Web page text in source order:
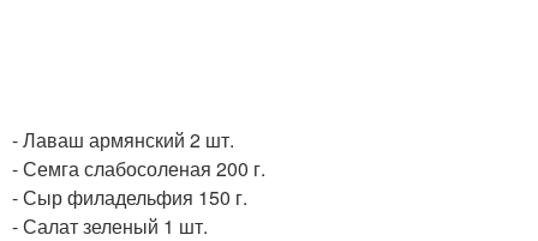
- Лаваш армянский 2 шт.
- Семга слабосоленая 200 г.
- Сыр филадельфия 150 г.
- Салат зеленый 1 шт.